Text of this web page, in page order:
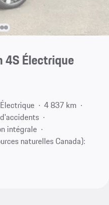
4S Électrique
Électrique
4 837 km
intégrale
naturelles Canada):